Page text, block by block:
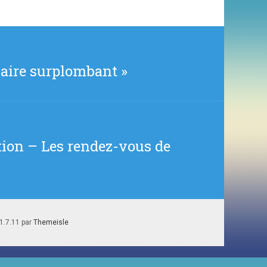
surplombant »
– Les rendez-vous de
par Themeisle